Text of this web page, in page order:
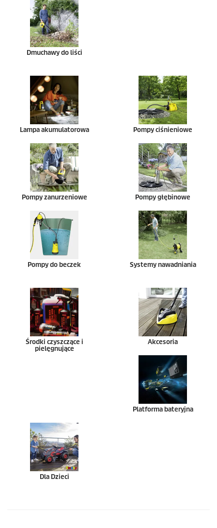
Dmuchawy do liści
Lampa akumulatorowa Pompy ciśnieniowe
Pompy zanurzeniowe Pompy głębinowe
Pompy do beczek Systemy nawadniania
Środki czyszczące i
pielęgnujące
Akcesoria
Platforma bateryjna
Dla Dzieci